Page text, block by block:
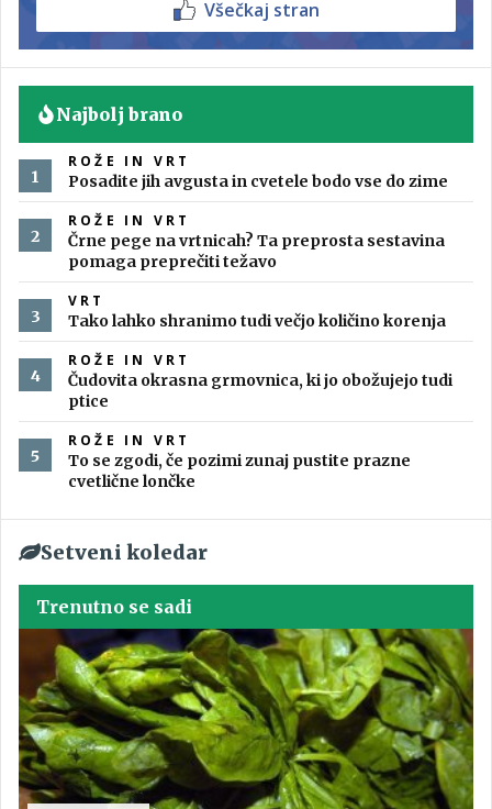
Všečkaj stran
Najbolj brano
ROŽE IN VRT
Posadite jih avgusta in cvetele bodo vse do zime
ROŽE IN VRT
Črne pege na vrtnicah? Ta preprosta sestavina
pomaga preprečiti težavo
VRT
Tako lahko shranimo tudi večjo količino korenja
ROŽE IN VRT
Čudovita okrasna grmovnica, ki jo obožujejo tudi
ptice
ROŽE IN VRT
To se zgodi, če pozimi zunaj pustite prazne
cvetlične lončke
Setveni koledar
Trenutno se sadi